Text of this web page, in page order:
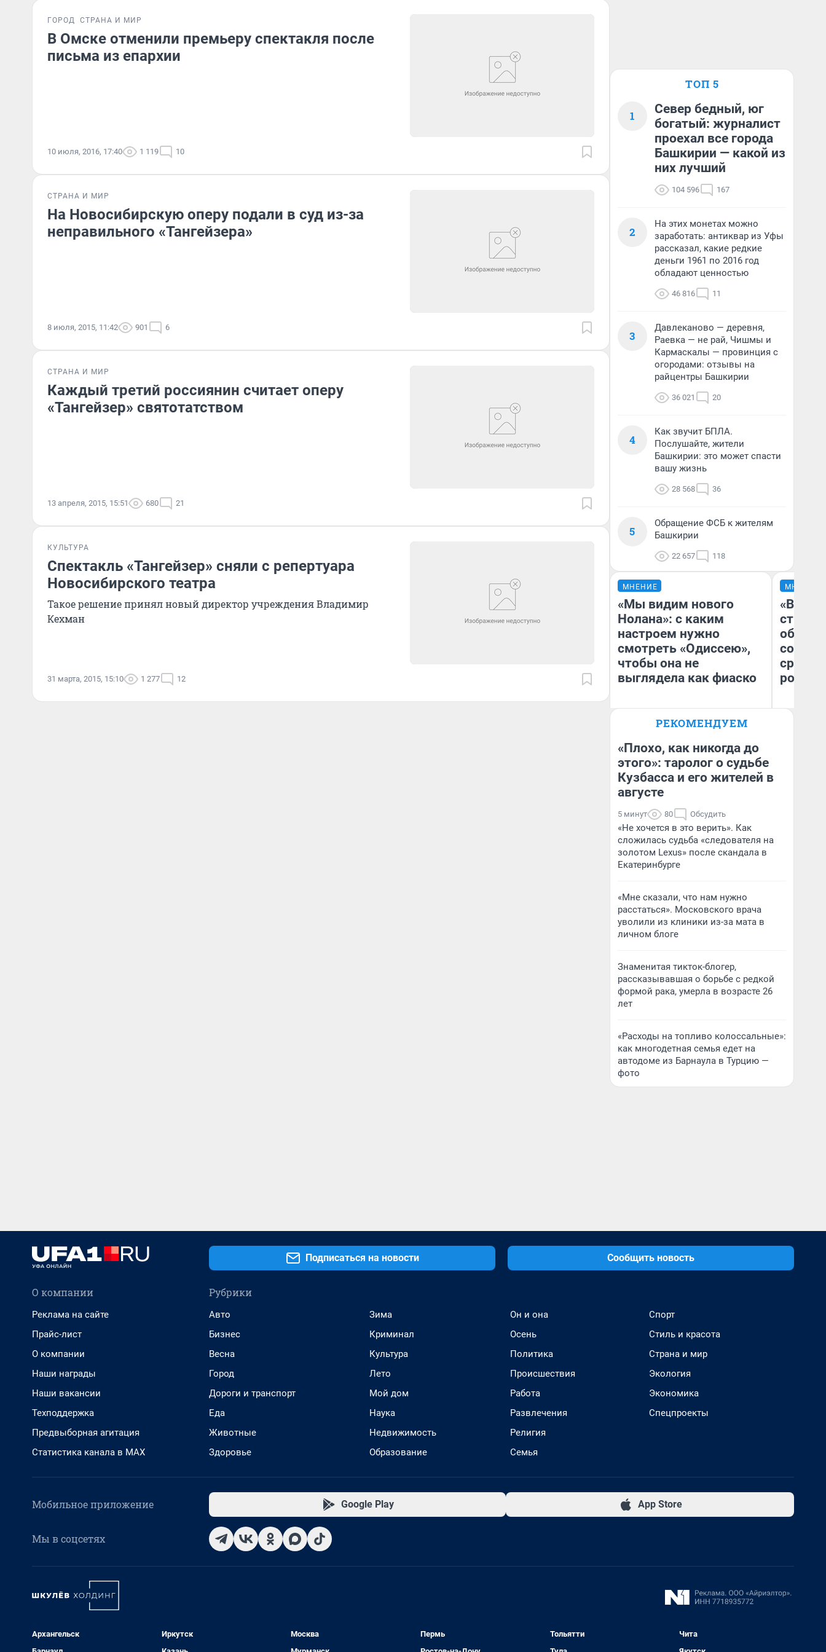
ГОРОД СТРАНА И МИР
В Омске отменили премьеру спектакля после
письма из епархии
10 июля, 2016, 17:40 1 119 10
СТРАНА И МИР
На Новосибирскую оперу подали в суд из-за
неправильного «Тангейзера»
8 июля, 2015, 11:42 901 6
СТРАНА И МИР
Каждый третий россиянин считает оперу
«Тангейзер» святотатством
13 апреля, 2015, 15:51 680 21
КУЛЬТУРА
Спектакль «Тангейзер» сняли с репертуара
Новосибирского театра
Такое решение принял новый директор учреждения Владимир
Кехман
31 марта, 2015, 15:10 1 277 12
ТОП 5
1
Север бедный, юг
богатый: журналист
проехал все города
Башкирии — какой из
них лучший
104 596 167
2
На этих монетах можно
заработать: антиквар из Уфы
рассказал, какие редкие
деньги 1961 по 2016 год
обладают ценностью
46 816 11
3
Давлеканово — деревня,
Раевка — не рай, Чишмы и
Кармаскалы — провинция с
огородами: отзывы на
райцентры Башкирии
36 021 20
4
Как звучит БПЛА.
Послушайте, жители
Башкирии: это может спасти
вашу жизнь
28 568 36
5
Обращение ФСБ к жителям
Башкирии
22 657 118
МНЕНИЕ
«Мы видим нового
Нолана»: с каким
настроем нужно
смотреть «Одиссею»,
чтобы она не
выглядела как фиаско
Надежда Губарь
МНЕНИЕ
«В
РЕКОМЕНДУЕМ
«Плохо, как никогда до
этого»: таролог о судьбе
Кузбасса и его жителей в
августе
5 минут 80 Обсудить
«Не хочется в это верить». Как
сложилась судьба «следователя на
золотом Lexus» после скандала в
Екатеринбурге
«Мне сказали, что нам нужно
расстаться». Московского врача
уволили из клиники из-за мата в
личном блоге
Знаменитая тикток-блогер,
рассказывавшая о борьбе с редкой
формой рака, умерла в возрасте 26
лет
«Расходы на топливо колоссальные»:
как многодетная семья едет на
автодоме из Барнаула в Турцию —
фото
Подписаться на новости Сообщить новость
О компании
Реклама на сайте
Прайс-лист
О компании
Наши награды
Наши вакансии
Техподдержка
Предвыборная агитация
Статистика канала в MAX
Рубрики
Авто
Бизнес
Весна
Город
Дороги и транспорт
Еда
Животные
Здоровье
Зима
Криминал
Культура
Лето
Мой дом
Наука
Недвижимость
Образование
Он и она
Осень
Политика
Происшествия
Работа
Развлечения
Религия
Семья
Спорт
Стиль и красота
Страна и мир
Экология
Экономика
Спецпроекты
Мобильное приложение Google Play App Store
Мы в соцсетях
Архангельск
Иркутск
Москва
Пермь
Тольятти
Чита